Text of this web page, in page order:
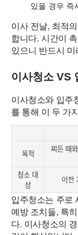
있을 경우 즉
이사 전날, 최적
합니다. 시간이
있으니 반드시
이사청소 VS
이사청소와 입주
를 통해 이 두 가
목적
찌든 때
청소 대
상
이전
입주청소는 주로
예방 조치들, 특
다. 이사청소의